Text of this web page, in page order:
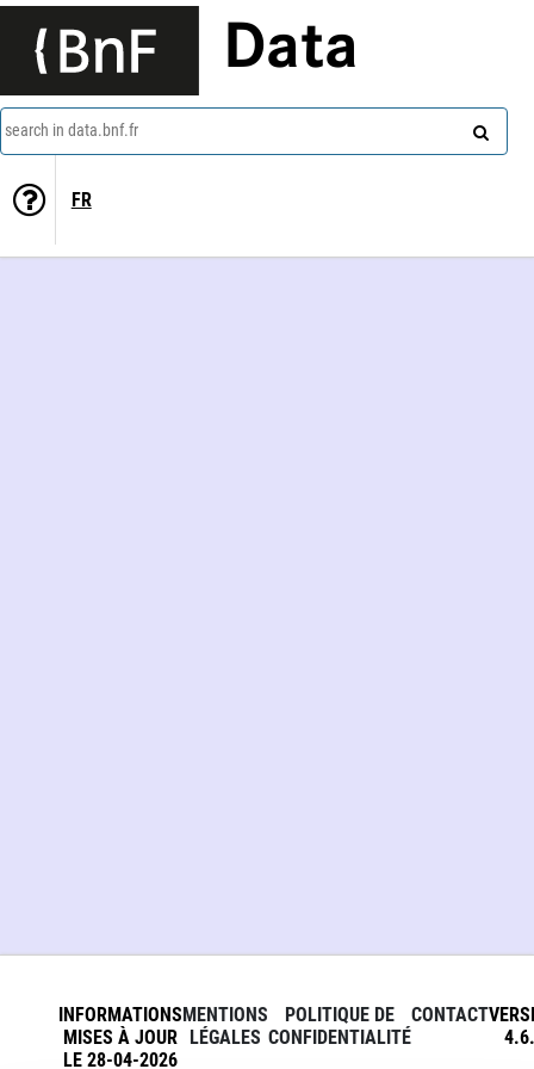
Data
search in data.bnf.fr
FR
INFORMATIONS
MISES À JOUR
LE 28-04-2026
MENTIONS
LÉGALES
POLITIQUE DE
CONFIDENTIALITÉ
CONTACT